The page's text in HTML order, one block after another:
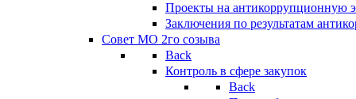
Проекты на антикоррупционную
Заключения по результатам
Совет МО 2го созыва
Back
Контроль в сфере закупок
Back